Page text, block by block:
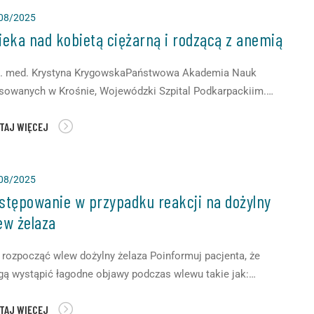
2025
nad kobietą ciężarną i rodzącą z anemią
med. Krystyna KrygowskaPaństwowa Akademia Nauk
w Krośnie, Wojewódzki Szpital Podkarpackiim.
występującym u kobiet w ciąży i rodzących.
się problem ten może dotyczyć nawet co drugiej
WIĘCEJ
2025
w przypadku reakcji na dożylny
żelaza
wlew dożylny żelaza Poinformuj pacjenta, że
wystąpić łagodne objawy podczas wlewu takie jak:
czasami z dusznością. Jeśli się pojawią, powinny
WIĘCEJ